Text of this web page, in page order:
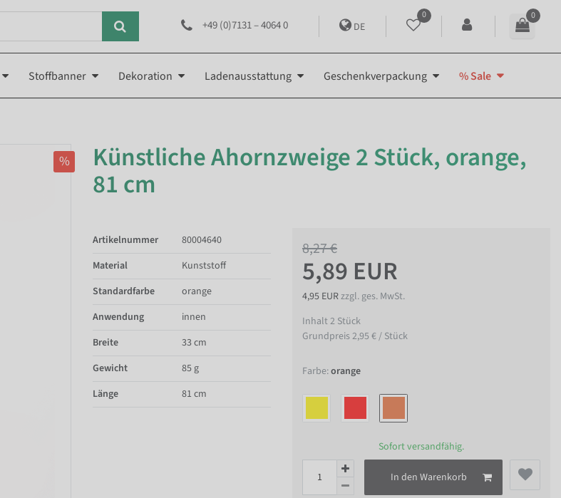
+49 (0)7131 – 4064 0 DE
0 0
Stoffbanner Dekoration Ladenausstattung Geschenkverpackung % Sale
% Künstliche Ahornzweige 2 Stück, orange,
81 cm
8,27 €
5,89 EUR
4,95 EURzzgl. ges. MwSt.
Inhalt2 Stück
Grundpreis2,95 € / Stück
Farbe:orange
Sofort versandfähig.
In den Warenkorb
Artikelnummer
80004640
Material
Kunststoff
Standardfarbe
orange
Anwendung
innen
Breite
33 cm
Gewicht
85 g
Länge
81 cm